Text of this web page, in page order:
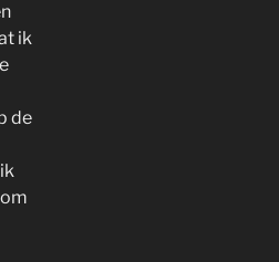
ik
de